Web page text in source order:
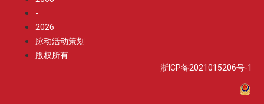
-
2026
脉动活动策划
版权所有
浙ICP备2021015206号-1